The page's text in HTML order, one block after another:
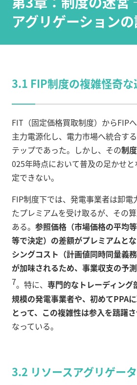
アグリゲーション
3.1 FIP制度の複雑怪奇な
FIT（固定価格買取制度）からFIP
主力電源化し、電力市場へ統合す
テップであった。しかし、その制
025年時点において普及の足かせ
定できない。
FIP制度下では、発電事業者は卸電
たプレミアムを受け取るが、その
ある。 参照価格（市場価格の平均
等で決定）の差額がプレミアムと
シングコスト（計画値同時同量義
が加味されるため、事業収支の予
7。特に、 専門的なトレーディング
規模の発電事業者や、初めてPPA
とって、この複雑性は参入を躊躇
なっている。
3.2 リソースアグリゲー